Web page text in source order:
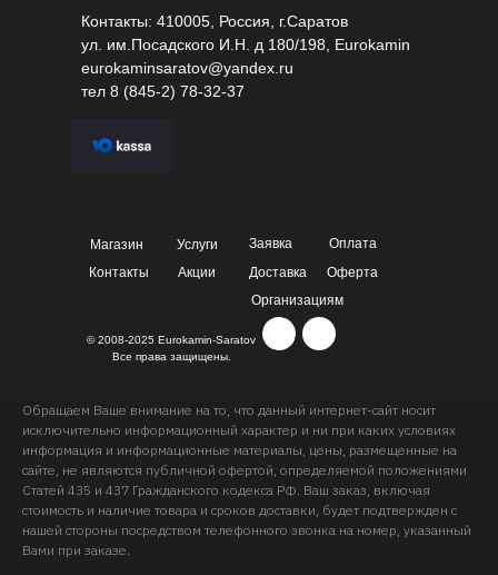
Контакты: 410005, Россия, г.Саратов
ул. им.Посадского И.Н. д 180/198, Eurokamin
eurokaminsaratov@yandex.ru
тел 8 (845-2) 78-32-37
Магазин
© 2008-2025 Eurokamin-Saratov
Все права защищены.
Услуги Заявка
Оплата
Акции
Контакты Доставка
Оферта
Организациям
Обращаем Ваше внимание на то, что данный интернет-сайт носит
исключительно информационный характер и ни при каких условиях
информация и информационные материалы, цены, размещенные на
сайте, не являются публичной офертой, определяемой положениями
Статей 435 и 437 Гражданского кодекса РФ. Ваш заказ, включая
стоимость и наличие товара и сроков доставки, будет подтвержден с
нашей стороны посредством телефонного звонка на номер, указанный
Вами при заказе.